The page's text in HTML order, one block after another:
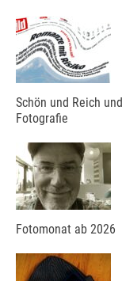
Schön und Reich
Fotografie
Fotomonat ab 2026